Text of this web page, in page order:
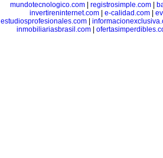
mundotecnologico.com| registrosimple.com|
invertireninternet.com| e-calidad.com|
estudiosprofesionales.com|
inmobiliariasbrasil.com